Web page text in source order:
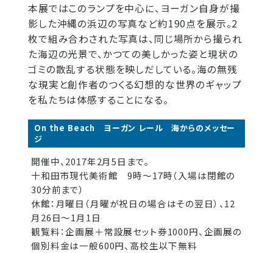
本展ではこのランプを中心に、ヨーガン自身が撮
影した沖縄の浜辺の写真など約190点を展示。2
枚で組み合わされた写真は、同じ場所から撮られ
た海辺の光景で、かつての美しかった姿と現状の
ゴミの散乱する状態を映しだしている。海の無残
な現実と創作者のつくる幻想的な世界のギャップ
を私たちは体感することになる。
On the Beach ヨーガン レール 海からのメッセー
ジ
開催中、2017年2月5日まで。
十和田市現代美術館 9時～17時（入場は閉館の
30分前まで）
休館：月曜日（月曜が祝日の場合はその翌日）、12
月26日～1月1日
観覧料：企画展＋常設展セット券1000円、企画展の
個別料金は一般600円、高校生以下無料